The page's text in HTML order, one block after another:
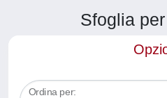
Sfoglia
Ordina per: